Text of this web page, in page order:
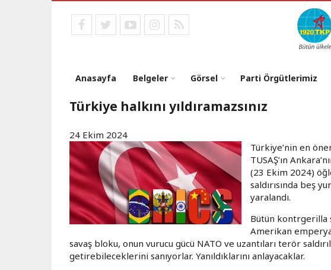
facebooktwitteryoutubeinstagram
RSS
Anasayfa Belgeler Görsel Parti Örgütlerimiz
Türkiye halkını yıldıramazsınız
24 Ekim 2024
Türkiye’nin en
TUSAŞ’ın
(23 Ekim 2024)
saldırısında beş
yaralandı.
Bütün kontrgerilla
Amerikan
savaş bloku, onun vurucu gücü NATO ve uzantıları terör
getirebileceklerini sanıyorlar. Yanıldıklarını anlayacaklar.